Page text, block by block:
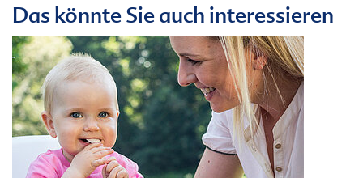
Das könnte Sie auch interessieren